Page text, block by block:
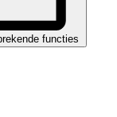
functies